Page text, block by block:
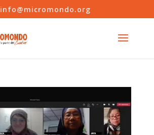
info@micromondo.org